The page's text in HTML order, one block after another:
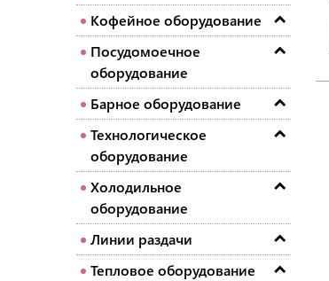
Кофейное оборудование
Посудомоечное
оборудование
Барное оборудование
Технологическое
оборудование
Холодильное
оборудование
Линии раздачи
Тепловое оборудование